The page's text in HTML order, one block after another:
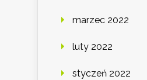
marzec 2022
luty 2022
styczeń 2022